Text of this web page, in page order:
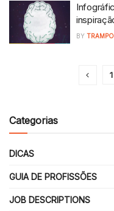
BY
1
Categorias
DICAS
GUIA DE PROFISSÕES
JOB DESCRIPTIONS